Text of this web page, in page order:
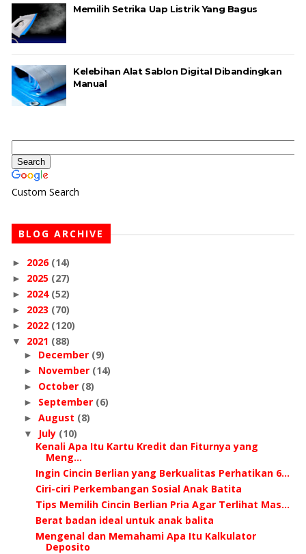
Memilih Setrika Uap Listrik Yang Bagus
Kelebihan Alat Sablon Digital Dibandingkan
Manual
Custom Search
BLOG ARCHIVE
► 2026 (14)
► 2025 (27)
► 2024 (52)
► 2023 (70)
► 2022 (120)
▼ 2021 (88)
► December (9)
► November (14)
► October (8)
► September (6)
► August (8)
▼ July (10)
Kenali Apa Itu Kartu Kredit dan Fiturnya yang
Meng...
Ingin Cincin Berlian yang Berkualitas Perhatikan 6...
Ciri-ciri Perkembangan Sosial Anak Batita
Tips Memilih Cincin Berlian Pria Agar Terlihat Mas...
Berat badan ideal untuk anak balita
Mengenal dan Memahami Apa Itu Kalkulator
Deposito